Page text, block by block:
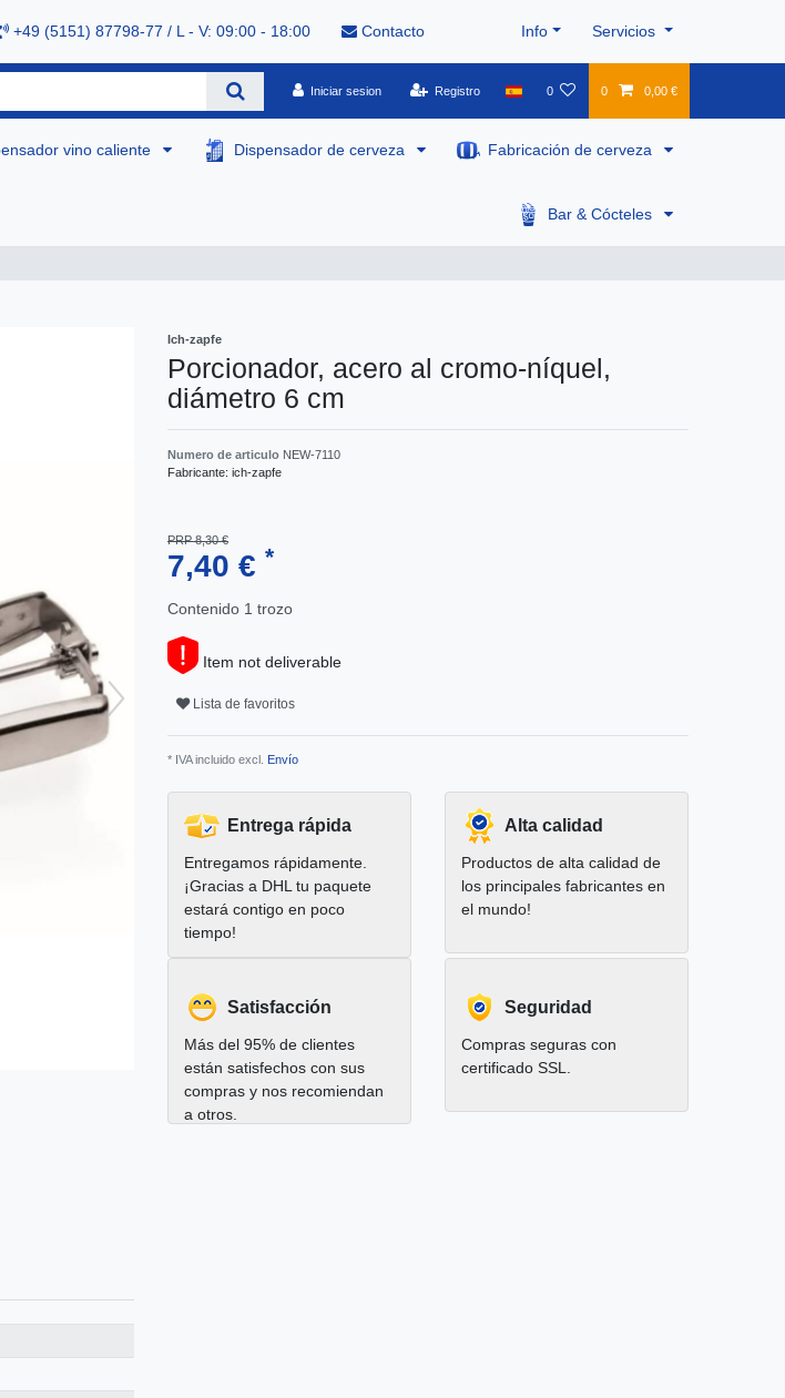
+49 (5151) 87798-77 / L - V: 09:00 - 18:00 Contacto Info Servicios
Iniciar sesion Registro 0 0 0,00 €
vino caliente Dispensador de cerveza Fabricación de cerveza
Bar & Cócteles
Ich-zapfe
Porcionador, acero al cromo-níquel,
diámetro 6 cm
Numero de articulo NEW-7110
Fabricante: ich-zapfe
PRP 8,30 €
7,40 € *
Contenido 1 trozo
Item not deliverable
Lista de favoritos
* IVA incluido excl. Envío
Entrega rápida
Entregamos rápidamente.
¡Gracias a DHL tu paquete
estará contigo en poco
tiempo!
Alta calidad
Productos de alta calidad de
los principales fabricantes en
el mundo!
Satisfacción
Más del 95% de clientes
están satisfechos con sus
compras y nos recomiendan
a otros.
Seguridad
Compras seguras con
certificado SSL.